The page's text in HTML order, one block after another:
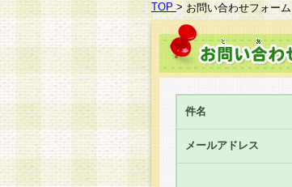
TOP >お問い合わせフォーム
件名
メールアドレス